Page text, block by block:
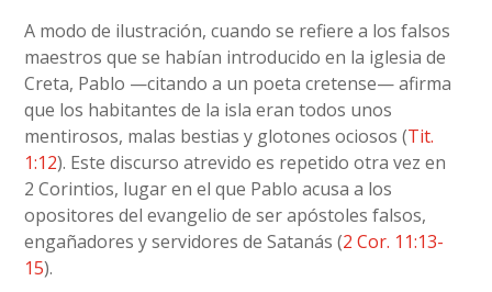
A modo de ilustración, cuando se refiere a los falsos
maestros que se habían introducido en la iglesia de
Creta, Pablo —citando a un poeta cretense— afirma
que los habitantes de la isla eran todos unos
mentirosos, malas bestias y glotones ociosos (Tit.
1:12). Este discurso atrevido es repetido otra vez en
2 Corintios, lugar en el que Pablo acusa a los
opositores del evangelio de ser apóstoles falsos,
engañadores y servidores de Satanás (2 Cor. 11:13-
15).